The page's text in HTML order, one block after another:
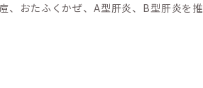
、おたふくかぜ、A型肝炎、B型肝炎を推